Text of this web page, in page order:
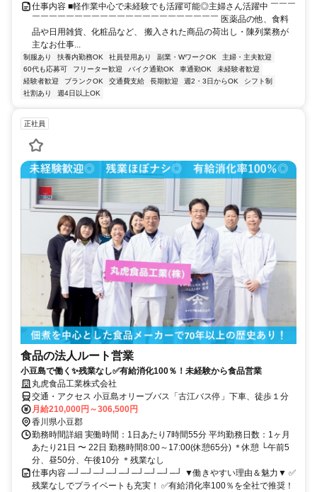
仕事内容 ■軽作業中心で未経験でも活躍可能◎主婦さん活躍中 ￣￣￣
￣￣￣￣￣￣￣￣￣￣￣￣￣￣￣￣￣￣￣￣￣￣ 医薬品の他、食料
品や日用雑貨、化粧品など、 搬入された商品の荷出し・陳列業務が
主なお仕事...
制服あり 扶養内勤務OK 社員登用あり 副業・WワークOK
主婦・主夫歓迎
60代も応募可
フリーター歓迎 バイク通勤OK 車通勤OK
未経験者歓迎
経験者歓迎
ブランクOK 交通費支給 長期歓迎 週2・3日からOK
シフト制
社割あり
週4日以上OK
正社員
食品の法人ルート営業
小豆島で働く✨残業なし✅有給消化100％！未経験から食品営業
丸虎食品工業株式会社
交通・アクセス 小豆島オリーブバス「古江バス停」下車、徒歩１分
月給210,000円～306,500円
香川県小豆郡
勤務時間詳細 実働時間：1日あたり7時間55分 平均勤務日数：1ヶ月
あたり21日 〜 22日 勤務時間8:00～17:00(休憩65分) ＊休憩 └午前5
分、昼50分、午後10分 ＊残業なし
仕事内容 ─┘─┘─┘─┘─┘─┘─┘─┘─┘ ▼働きやすい理由＆魅力▼ ✅
残業なしでプライベートも充実！ ✅有給消化率100％を全社で推奨！